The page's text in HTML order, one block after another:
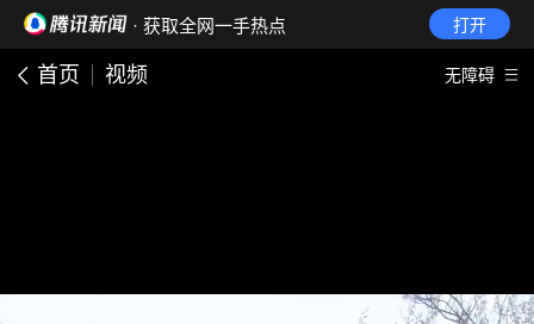
· 获取全网一手热点 打开
首页 视频 无障碍